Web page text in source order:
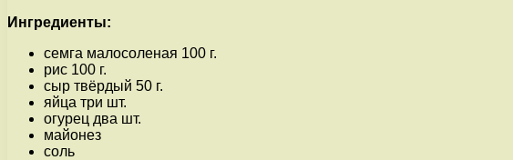
Ингредиенты:
семга малосоленая 100 г.
рис 100 г.
сыр твёрдый 50 г.
яйца три шт.
огурец два шт.
майонез
соль